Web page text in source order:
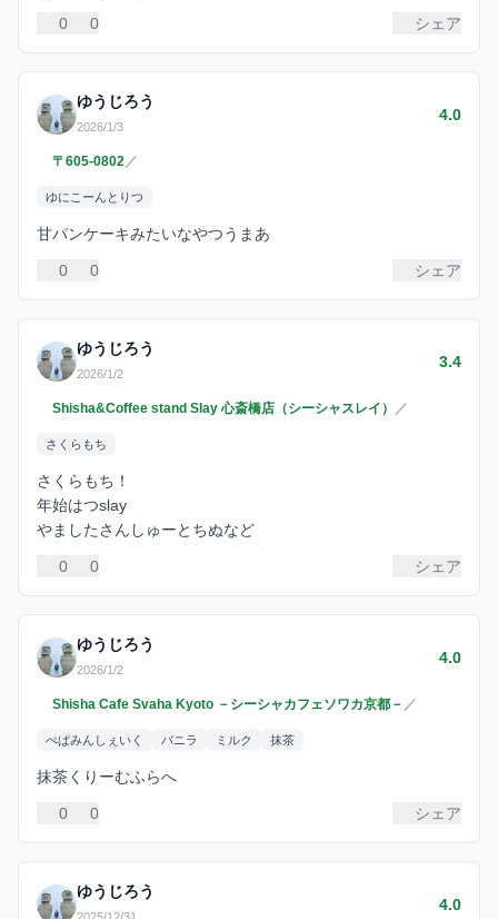
0 0 シェア
ゆうじろう
2026/1/3
4.0
〒605-0802／
ゆにこーんとりつ
甘パンケーキみたいなやつうまあ
0 0 シェア
ゆうじろう
2026/1/2
3.4
Shisha&Coffee stand Slay 心斎橋店（シーシャスレイ） ／
さくらもち
さくらもち！
年始はつslay
やましたさんしゅーとちぬなど
0 0 シェア
ゆうじろう
2026/1/2
4.0
Shisha Cafe Svaha Kyoto －シーシャカフェソワカ京都－ ／
ぺぱみんしぇいく バニラ ミルク 抹茶
抹茶くりーむふらへ
0 0 シェア
ゆうじろう
4.0